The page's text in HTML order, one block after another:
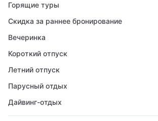
Горящие туры
Скидка за раннее бронирование
Вечеринка
Короткий отпуск
Летний отпуск
Парусный отдых
Дайвинг-отдых